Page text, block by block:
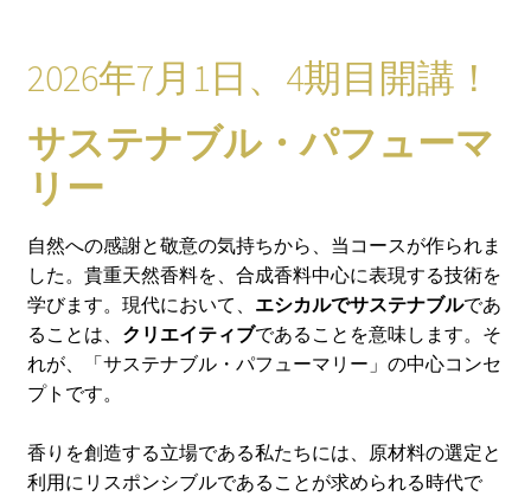
ー
を
展
開
ニ
ー
を
ブ
ニ
ュ
展
開
2026年7月1日、4期目開講！
サステナブル・パフューマ
リー
自然への感謝と敬意の気持ちから、当コースが作られま
した。貴重天然香料を、合成香料中心に表現する技術を
学びます。現代において、 エシカルでサステナブルであ
ることは、 クリエイティブであることを意味します。そ
れが、「サステナブル・パフューマリー」の中心コンセ
プトです。
香りを創造する立場である私たちには、原材料の選定と
利用にリスポンシブルであることが求められる時代で